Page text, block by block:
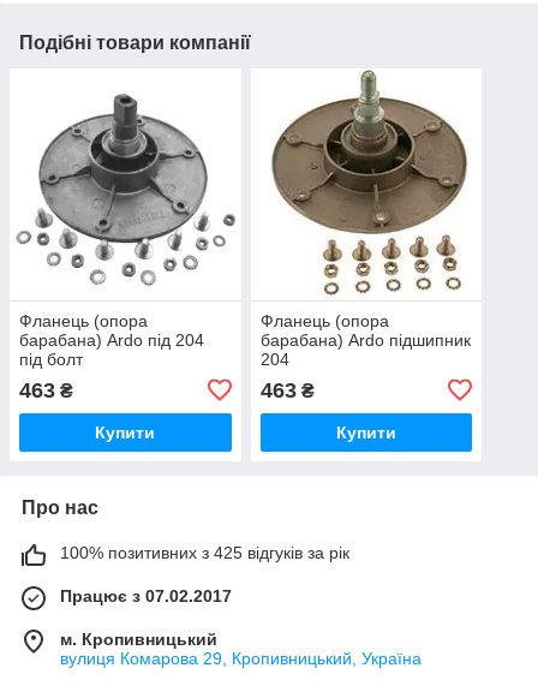
Подібні товари компанії
Фланець (опора
барабана) Ardo під 204
під болт
463 ₴
Купити
Фланець (опора
барабана) Ardo підшипник
204
463₴
Купити
Про нас
100% позитивних з 425 відгуків за рік
Працює з 07.02.2017
м. Кропивницький
вулиця Комарова 29, Кропивницький, Україна